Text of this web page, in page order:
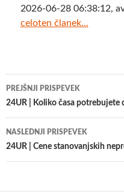
2026-06-28 06:38:12,
celoten članek...
Krmarjenje
po
prispevkih
PREJŠNJI PRISPEVEK
24UR | Koliko časa potrebujete
NASLEDNJI PRISPEVEK
24UR | Cene stanovanjskih